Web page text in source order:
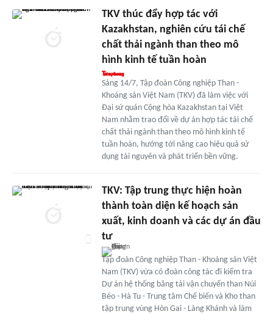
TKV thúc đẩy hợp tác với
Kazakhstan, nghiên cứu tái chế
chất thải ngành than theo mô
hình kinh tế tuần hoàn
Sáng 14/7, Tập đoàn Công nghiệp Than -
Khoáng sản Việt Nam (TKV) đã làm việc với
Đại sứ quán Cộng hòa Kazakhstan tại Việt
Nam nhằm trao đổi về dự án hợp tác tái chế
chất thải ngành than theo mô hình kinh tế
tuần hoàn, hướng tới nâng cao hiệu quả sử
dụng tài nguyên và phát triển bền vững.
TKV: Tập trung thực hiện hoàn
thành toàn diện kế hoạch sản
xuất, kinh doanh và các dự án đầu
tư
Tập đoàn Công nghiệp Than - Khoáng sản Việt
Nam (TKV) vừa có đoàn công tác đi kiểm tra
Dự án hệ thống băng tải vận chuyển than Núi
Béo - Hà Tu - Trung tâm Chế biến và Kho than
tập trung vùng Hòn Gai - Làng Khánh và làm